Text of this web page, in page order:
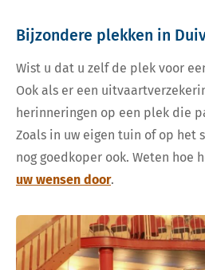
Bijzondere plekken in
Wist u dat u zelf de plek voor
Ook als er een
herinneringen op een plek die
Zoals in uw eigen tuin of op het
nog goedkoper ook. Weten hoe
uw wensen door.